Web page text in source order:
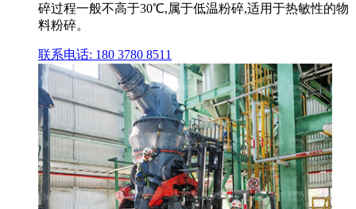
碎过程一般不高于30℃,属于低温粉碎,适用于热敏性的物
料粉碎。
联系电话: 180 3780 8511